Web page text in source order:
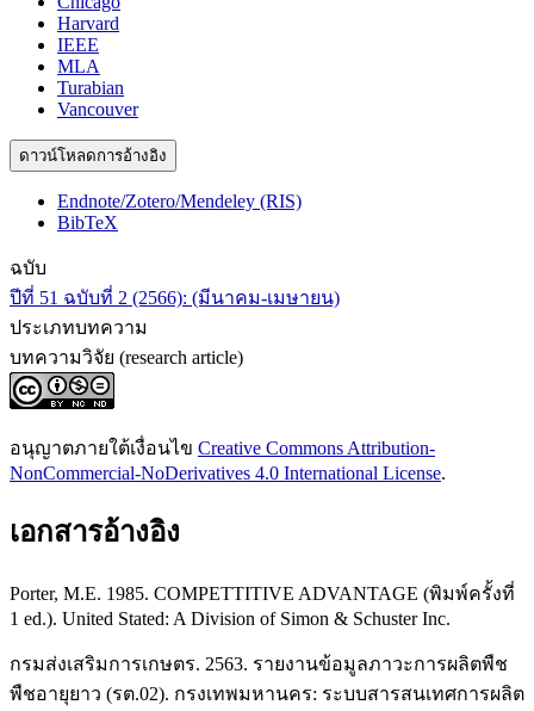
Harvard
IEEE
MLA
Turabian
Vancouver
ดาวน์โหลดการอ้างอิง
Endnote/Zotero/Mendeley (RIS)
BibTeX
ฉบับ
ปีที่ 51 ฉบับที่ 2 (2566): (มีนาคม-เมษายน)
ประเภทบทความ
บทความวิจัย (research article)
อนุญาตภายใต้เงื่อนไข Creative Commons Attribution-
NonCommercial-NoDerivatives 4.0 International License.
เอกสารอ้างอิง
Porter, M.E. 1985. COMPETTITIVE ADVANTAGE (พิมพ์ครั้งที่
1 ed.). United Stated: A Division of Simon & Schuster Inc.
กรมส่งเสริมการเกษตร. 2563. รายงานข้อมูลภาวะการผลิตพืช
พืชอายุยาว (รต.02). กรงเทพมหานคร: ระบบสารสนเทศการผลิต